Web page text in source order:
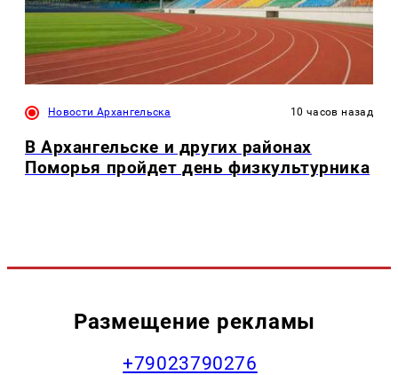
Новости Архангельска 10 часов назад
В Архангельске и других районах
Поморья пройдет день физкультурника
Размещение рекламы
+79023790276